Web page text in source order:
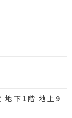
地下1階 地上9